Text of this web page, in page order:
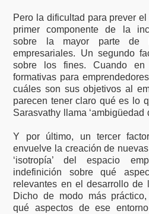
Pero la dificultad para prever
primer componente de la
sobre la mayor parte de
empresariales. Un segundo
sobre los fines. Cuando
formativas para
cuáles son sus objetivos al
parecen tener claro qué es lo
Sarasvathy llama ‘ambigüedad
Y por último, un tercer
envuelve la creación de
‘isotropía’ del espacio
indefinición sobre qué
relevantes en el desarrollo de
Dicho de modo más
qué aspectos de ese